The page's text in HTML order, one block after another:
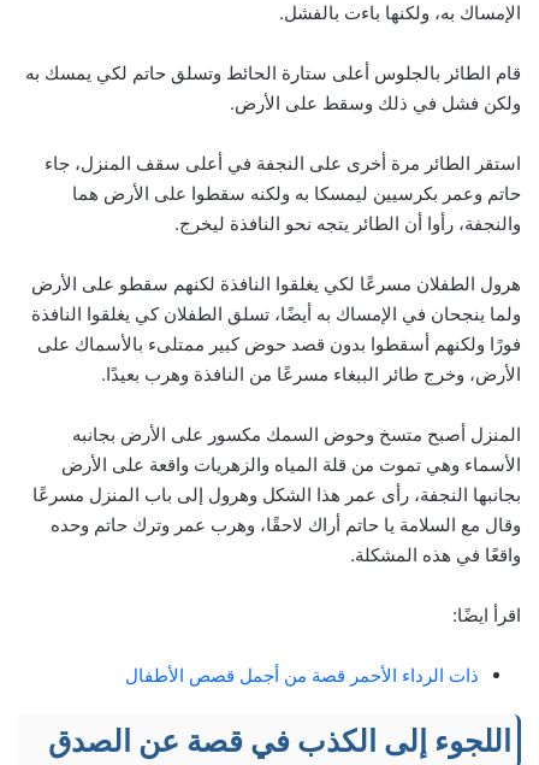
الإمساك به، ولكنها باءت بالفشل.
قام الطائر بالجلوس أعلى ستارة الحائط وتسلق حاتم لكي يمسك به
ولكن فشل في ذلك وسقط على الأرض.
استقر الطائر مرة أخرى على النجفة في أعلى سقف المنزل، جاء
حاتم وعمر بكرسيين ليمسكا به ولكنه سقطوا على الأرض هما
والنجفة، رأوا أن الطائر يتجه نحو النافذة ليخرج.
هرول الطفلان مسرعًا لكي يغلقوا النافذة لكنهم سقطو على الأرض
ولما ينجحان في الإمساك به أيضًا، تسلق الطفلان كي يغلقوا النافذة
فورًا ولكنهم أسقطوا بدون قصد حوض كبير ممتلىء بالأسماك على
الأرض، وخرج طائر الببغاء مسرعًا من النافذة وهرب بعيدًا.
المنزل أصبح متسخ وحوض السمك مكسور على الأرض بجانبه
الأسماء وهي تموت من قلة المياه والزهريات واقعة على الأرض
بجانبها النجفة، رأى عمر هذا الشكل وهرول إلى باب المنزل مسرعًا
وقال مع السلامة يا حاتم أراك لاحقًا، وهرب عمر وترك حاتم وحده
واقعًا في هذه المشكلة.
اقرأ ايضًا:
ذات الرداء الأحمر قصة من أجمل قصص الأطفال
اللجوء إلى الكذب في قصة عن الصدق